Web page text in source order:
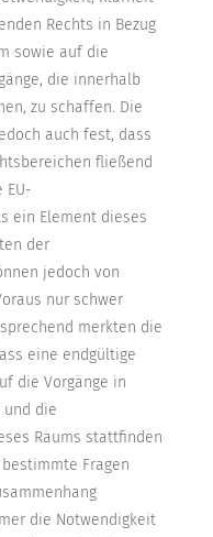
Rechts in Bezug
sowie auf die
die innerhalb
zu schaffen. Die
auch fest, dass
fließend
EU-
ein Element dieses
der
jedoch von
nur schwer
merkten die
eine endgültige
die Vorgänge in
und die
Raums stattfinden
Fragen
die Notwendigkeit